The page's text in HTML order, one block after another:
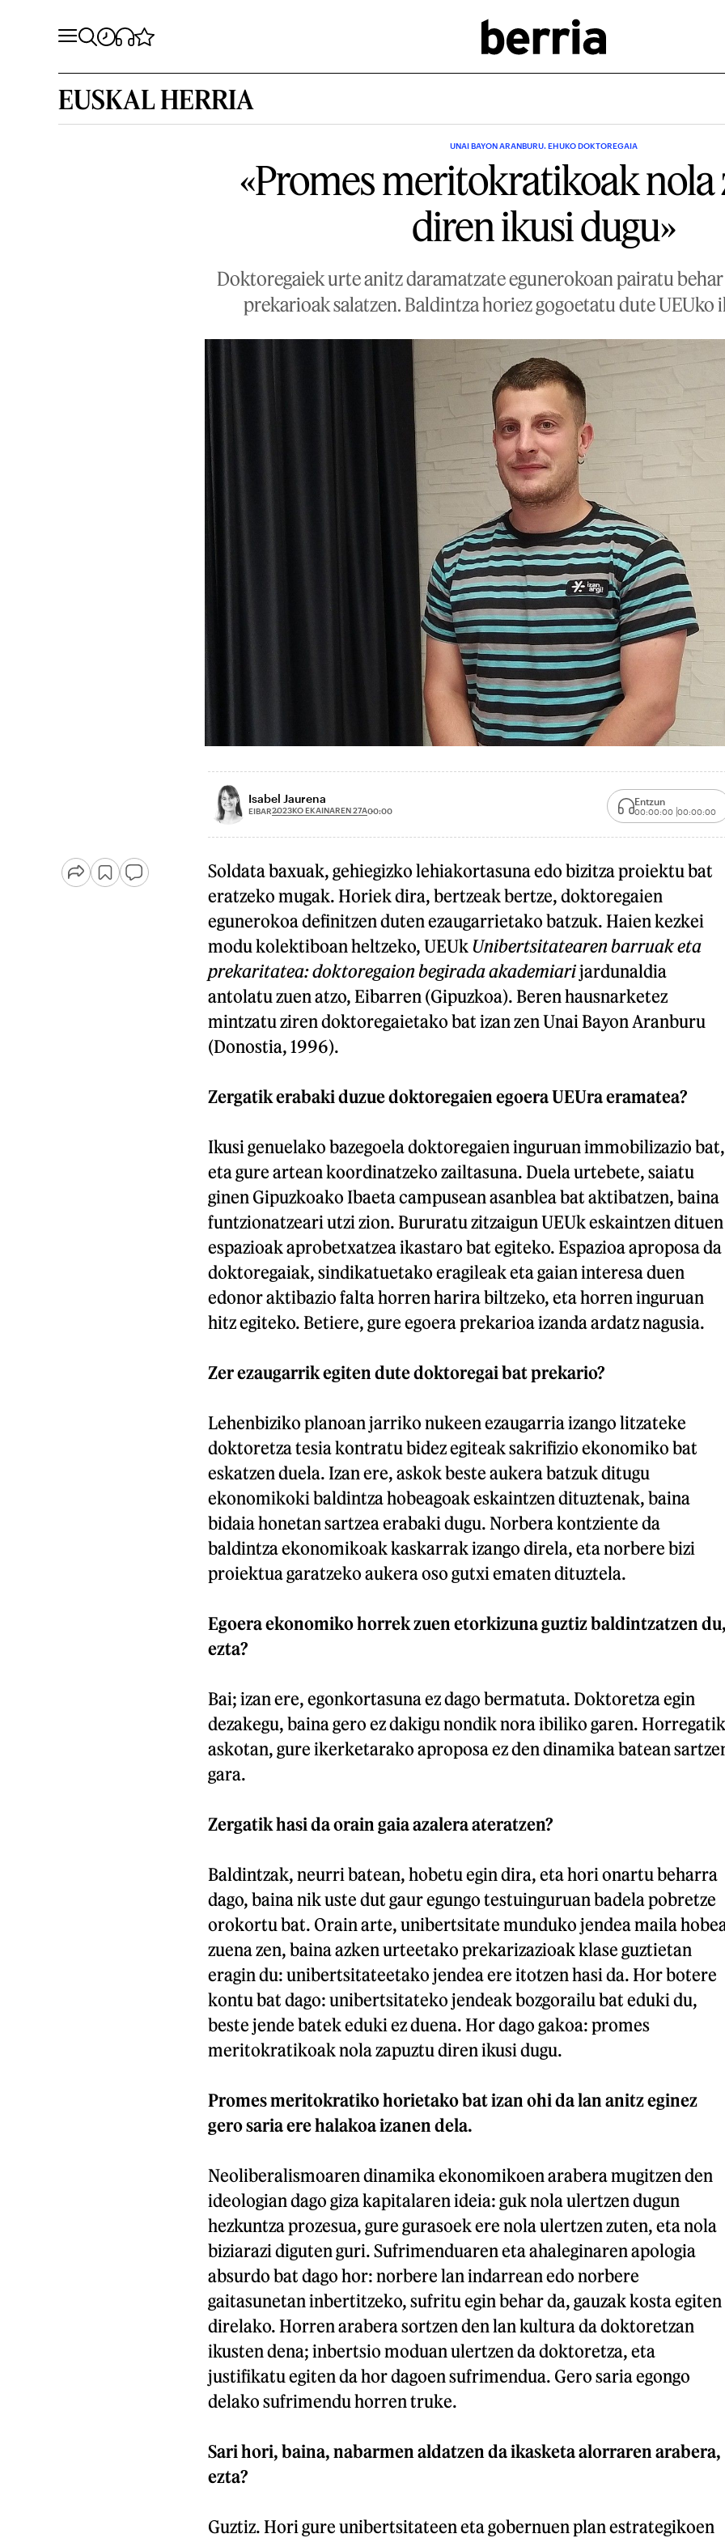
EUSKAL HERRIA
UNAI BAYON ARANBURU. EHUKO DOKTOREGAIA
«Promes meritokratikoak nola
diren ikusi dugu»
Doktoregaiek urte anitz daramatzate egunerokoan pairatu
prekarioak salatzen. Baldintza horiez gogoetatu dute UEUko
Isabel Jaurena
EIBAR2023KO EKAINAREN 27A00:00
Entzun
00:00:00 00:00:00
Soldata baxuak, gehiegizko lehiakortasuna edo bizitza proiektu bat
eratzeko mugak. Horiek dira, bertzeak bertze, doktoregaien
egunerokoa definitzen duten ezaugarrietako batzuk. Haien kezkei
modu kolektiboan heltzeko, UEUk Unibertsitatearen barruak eta
prekaritatea: doktoregaion begirada akademiarijardunaldia
antolatu zuen atzo, Eibarren (Gipuzkoa). Beren hausnarketez
mintzatu ziren doktoregaietako bat izan zen Unai Bayon Aranburu
(Donostia, 1996).
Zergatik erabaki duzue doktoregaien egoera UEUra eramatea?
Ikusi genuelako bazegoela doktoregaien inguruan immobilizazio bat,
eta gure artean koordinatzeko zailtasuna. Duela urtebete, saiatu
ginen Gipuzkoako Ibaeta campusean asanblea bat aktibatzen, baina
funtzionatzeari utzi zion. Bururatu zitzaigun UEUk eskaintzen dituen
espazioak aprobetxatzea ikastaro bat egiteko. Espazioa aproposa da
doktoregaiak, sindikatuetako eragileak eta gaian interesa duen
edonor aktibazio falta horren harira biltzeko, eta horren inguruan
hitz egiteko. Betiere, gure egoera prekarioa izanda ardatz nagusia.
Zer ezaugarrik egiten dute doktoregai bat prekario?
Lehenbiziko planoan jarriko nukeen ezaugarria izango litzateke
doktoretza tesia kontratu bidez egiteak sakrifizio ekonomiko bat
eskatzen duela. Izan ere, askok beste aukera batzuk ditugu
ekonomikoki baldintza hobeagoak eskaintzen dituztenak, baina
bidaia honetan sartzea erabaki dugu. Norbera kontziente da
baldintza ekonomikoak kaskarrak izango direla, eta norbere bizi
proiektua garatzeko aukera oso gutxi ematen dituztela.
Egoera ekonomiko horrek zuen etorkizuna guztiz baldintzatzen du,
ezta?
Bai; izan ere, egonkortasuna ez dago bermatuta. Doktoretza egin
dezakegu, baina gero ez dakigu nondik nora ibiliko garen.
askotan, gure ikerketarako aproposa ez den dinamika batean
gara.
Zergatik hasi da orain gaia azalera ateratzen?
Baldintzak, neurri batean, hobetu egin dira, eta hori onartu beharra
dago, baina nik uste dut gaur egungo testuinguruan badela pobretze
orokortu bat. Orain arte, unibertsitate munduko jendea maila hobea
zuena zen, baina azken urteetako prekarizazioak klase guztietan
eragin du: unibertsitateetako jendea ere itotzen hasi da. Hor botere
kontu bat dago: unibertsitateko jendeak bozgorailu bat eduki du,
beste jende batek eduki ez duena. Hor dago gakoa: promes
meritokratikoak nola zapuztu diren ikusi dugu.
Promes meritokratiko horietako bat izan ohi da lan anitz eginez
gero saria ere halakoa izanen dela.
Neoliberalismoaren dinamika ekonomikoen arabera mugitzen den
ideologian dago giza kapitalaren ideia: guk nola ulertzen dugun
hezkuntza prozesua, gure gurasoek ere nola ulertzen zuten, eta nola
biziarazi diguten guri. Sufrimenduaren eta ahaleginaren apologia
absurdo bat dago hor: norbere lan indarrean edo norbere
gaitasunetan inbertitzeko, sufritu egin behar da, gauzak kosta egiten
direlako. Horren arabera sortzen den lan kultura da doktoretzan
ikusten dena; inbertsio moduan ulertzen da doktoretza, eta
justifikatu egiten da hor dagoen sufrimendua. Gero saria egongo
delako sufrimendu horren truke.
Sari hori, baina, nabarmen aldatzen da ikasketa alorraren arabera,
ezta?
Guztiz. Hori gure unibertsitateen eta gobernuen plan estrategikoen